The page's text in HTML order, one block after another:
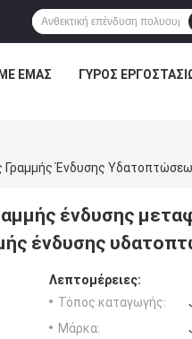
ΕΜΆΣ ΓΎΡΟΣ
Γραμμής Ένδυσης
ένδυσης
ένδυσης
Λεπτομέρειες:
Τόπος καταγωγής:
Μάρκα: